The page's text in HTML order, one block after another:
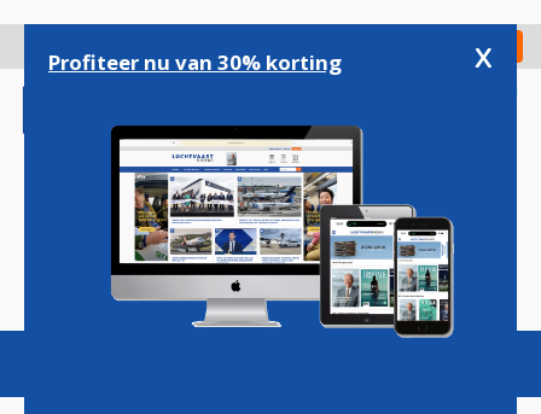
gaan
Check in
Magazine Podcasts Vacatures
Profiteer nu van 30% korting x